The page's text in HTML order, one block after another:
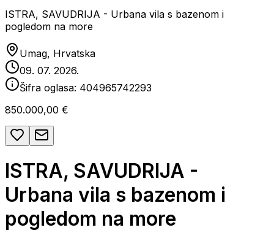
ISTRA, SAVUDRIJA - Urbana vila s bazenom i
pogledom na more
Umag, Hrvatska
09. 07. 2026.
Šifra oglasa: 404965742293
850.000,00 €
ISTRA, SAVUDRIJA -
Urbana vila s bazenom i
pogledom na more